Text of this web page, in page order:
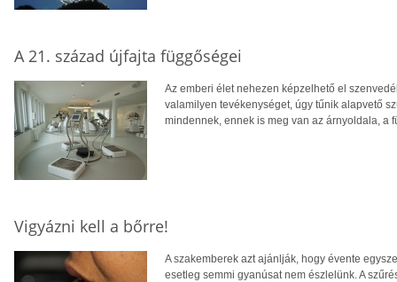
A 21. század újfajta függőségei
Az emberi élet nehezen képzelhető el
valamilyen tevékenységet, úgy tűnik alapvető
mindennek, ennek is meg van az árnyoldala, a
Vigyázni kell a bőrre!
A szakemberek azt ajánlják, hogy évente
esetleg semmi gyanúsat nem észlelünk. A